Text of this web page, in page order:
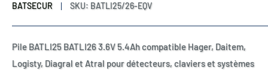
BATSECUR SKU: BATLI25/26-EQV
Pile BATLI25 BATLI26 3.6V 5.4Ah compatible Hager, Daitem,
Logisty, Diagral et Atral pour détecteurs, claviers et systèmes